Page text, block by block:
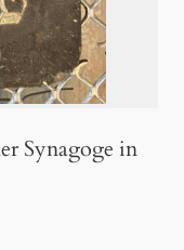
Synagoge in